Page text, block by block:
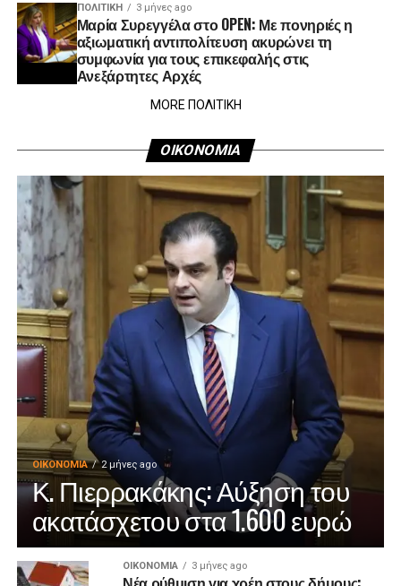
ΠΟΛΙΤΙΚΉ 3 μήνες ago
Μαρία Συρεγγέλα στο OPEN: Με πονηριές η
αξιωματική αντιπολίτευση ακυρώνει τη
συμφωνία για τους επικεφαλής στις
Ανεξάρτητες Αρχές
MORE ΠΟΛΙΤΙΚΗ
ΟΙΚΟΝΟΜΙΑ
ΟΙΚΟΝΟΜΊΑ 2 μήνες ago
Κ. Πιερρακάκης: Αύξηση του
ακατάσχετου στα 1.600 ευρώ
ΟΙΚΟΝΟΜΊΑ 3 μήνες ago